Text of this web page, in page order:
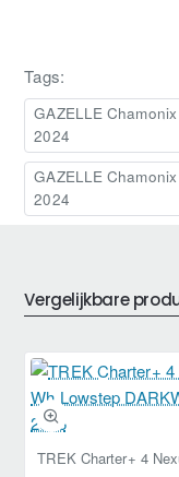
Tags:
GAZELLE
2024
GAZELLE
2024
Vergelijkbare